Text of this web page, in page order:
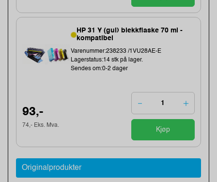
HP 31 Y (gul) blekkflaske 70 ml -
kompatibel
Varenummer:238233 /1VU28AE-E
Lagerstatus:14 stk på lager.
Sendes om:0-2 dager
93,-
74,- Eks. Mva.
Kjøp
Originalprodukter